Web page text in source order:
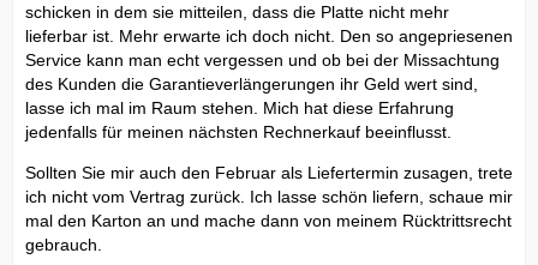
schicken in dem sie mitteilen, dass die Platte nicht mehr
lieferbar ist. Mehr erwarte ich doch nicht. Den so angepriesenen
Service kann man echt vergessen und ob bei der Missachtung
des Kunden die Garantieverlängerungen ihr Geld wert sind,
lasse ich mal im Raum stehen. Mich hat diese Erfahrung
jedenfalls für meinen nächsten Rechnerkauf beeinflusst.
Sollten Sie mir auch den Februar als Liefertermin zusagen, trete
ich nicht vom Vertrag zurück. Ich lasse schön liefern, schaue mir
mal den Karton an und mache dann von meinem Rücktrittsrecht
gebrauch.